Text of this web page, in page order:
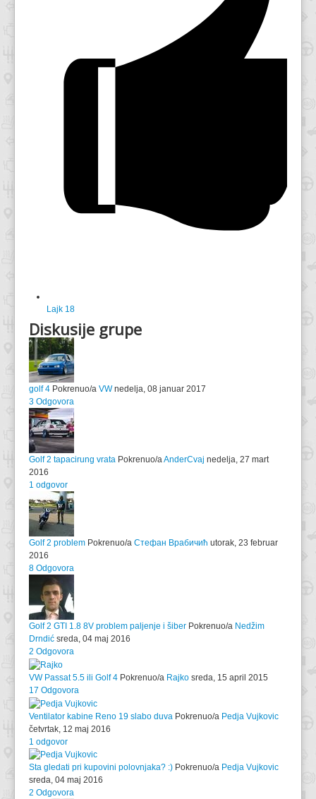
Lajk 18
Diskusije grupe
golf 4 Pokrenuo/a VWnedelja, 08 januar 2017
3 Odgovora
Golf 2 tapacirung vrata Pokrenuo/aAnderCvaj nedelja, 27 mart
2016
1 odgovor
Golf 2 problem Pokrenuo/a Стефан Врабичић utorak, 23 februar
2016
8 Odgovora
Golf 2 GTI 1.8 8V problem paljenje i šiber Pokrenuo/a Nedžim
Drndić sreda, 04 maj 2016
2 Odgovora
VW Passat 5.5 ili Golf 4 Pokrenuo/a Rajko sreda, 15 april 2015
17 Odgovora
Ventilator kabine Reno 19 slabo duva Pokrenuo/a Pedja Vujkovic
četvrtak, 12 maj 2016
1 odgovor
Sta gledati pri kupovini polovnjaka? :) Pokrenuo/a Pedja Vujkovic
sreda, 04 maj 2016
2 Odgovora